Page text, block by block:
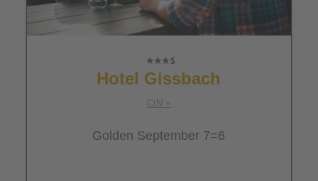
Hotel Gissbach
CIN +
Golden September 7=6